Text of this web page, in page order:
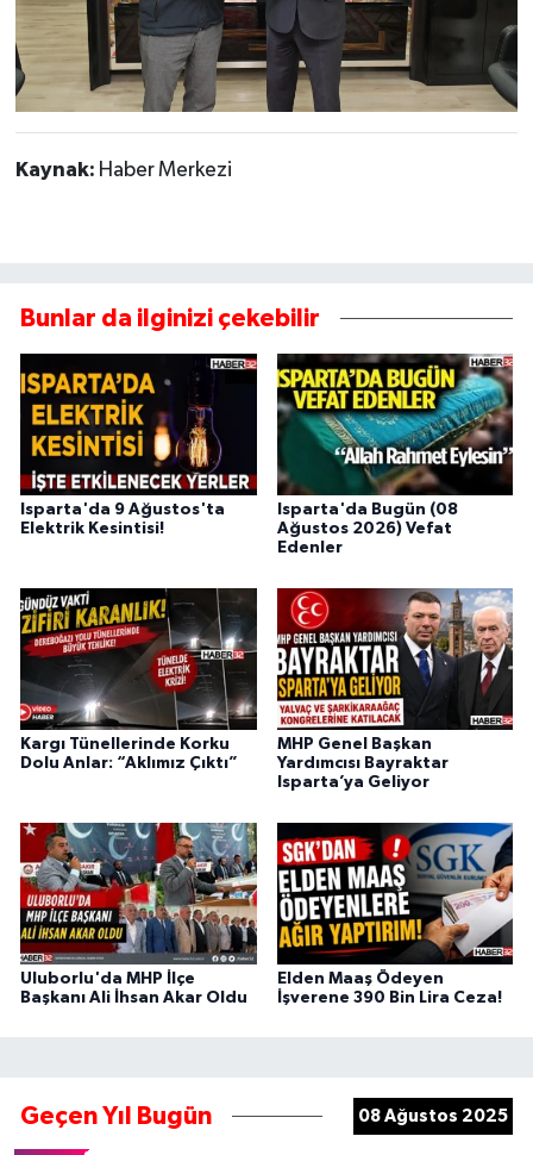
Kaynak: Haber Merkezi
Bunlar da ilginizi çekebilir
Isparta'da 9 Ağustos'ta
Elektrik Kesintisi!
Isparta'da Bugün (08
Ağustos 2026) Vefat
Edenler
Kargı Tünellerinde Korku
Dolu Anlar: “Aklımız Çıktı”
MHP Genel Başkan
Yardımcısı Bayraktar
Isparta’ya Geliyor
Uluborlu'da MHP İlçe
Başkanı Ali İhsan Akar Oldu
Elden Maaş Ödeyen
İşverene 390 Bin Lira Ceza!
Geçen Yıl Bugün 08 Ağustos 2025